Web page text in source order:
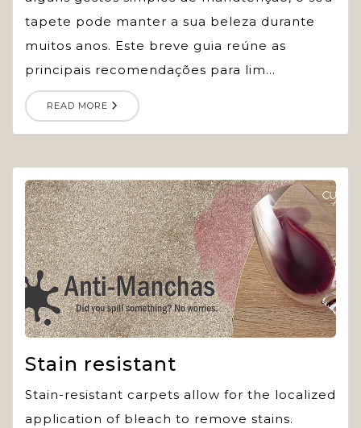
tapete pode manter a sua beleza durante
muitos anos. Este breve guia reúne as
principais recomendações para lim...
READ MORE
Stain resistant
Stain-resistant carpets allow for the localized
application of bleach to remove stains.